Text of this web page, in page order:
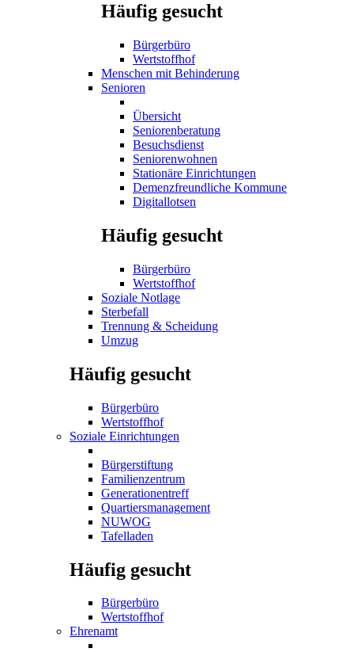
Häufig gesucht
Bürgerbüro
Wertstoffhof
Menschen mit Behinderung
Senioren
Übersicht
Seniorenberatung
Besuchsdienst
Seniorenwohnen
Stationäre Einrichtungen
Demenzfreundliche Kommune
Digitallotsen
Häufig gesucht
Bürgerbüro
Wertstoffhof
Soziale Notlage
Sterbefall
Trennung & Scheidung
Umzug
Häufig gesucht
Bürgerbüro
Wertstoffhof
Soziale Einrichtungen
Bürgerstiftung
Familienzentrum
Generationentreff
Quartiersmanagement
NUWOG
Tafelladen
Häufig gesucht
Bürgerbüro
Wertstoffhof
Ehrenamt